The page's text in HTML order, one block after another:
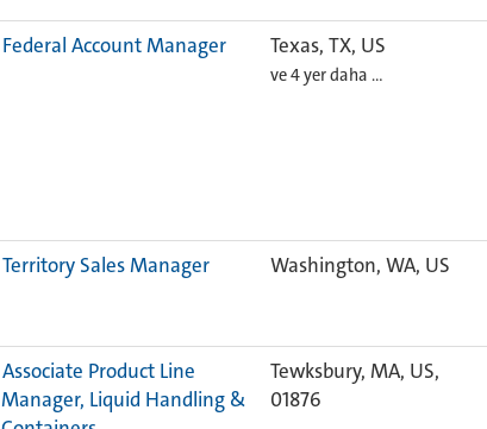
Federal Account Manager
Texas, TX, US
ve 4 yer daha …
Territory Sales Manager
Washington, WA, US
Associate Product Line
Manager, Liquid Handling &
Tewksbury, MA, US,
01876